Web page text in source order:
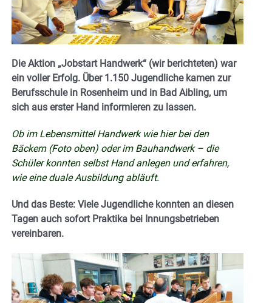
Die Aktion „Jobstart Handwerk“ (wir berichteten) war
ein voller Erfolg. Über 1.150 Jugendliche kamen zur
Berufsschule in Rosenheim und in Bad Aibling, um
sich aus erster Hand informieren zu lassen.
Ob im Lebensmittel Handwerk wie hier bei den
Bäckern (Foto oben) oder im Bauhandwerk – die
Schüler konnten selbst Hand anlegen und erfahren,
wie eine duale Ausbildung abläuft.
Und das Beste: Viele Jugendliche konnten an diesen
Tagen auch sofort Praktika bei Innungsbetrieben
vereinbaren.